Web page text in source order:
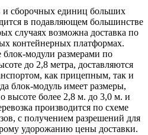
и сборочных единиц больших
в подавляющем большинстве
случаях возможна доставка по
контейнерных платформах.
модули размерами по
до 2,8 метра, доставляются
как прицепным, так и
блок-модуль имеет размеры,
высоте более 2,8 м. до 3,0 м. и
производится по схеме
с получением разрешений для
удорожанию цены доставки.